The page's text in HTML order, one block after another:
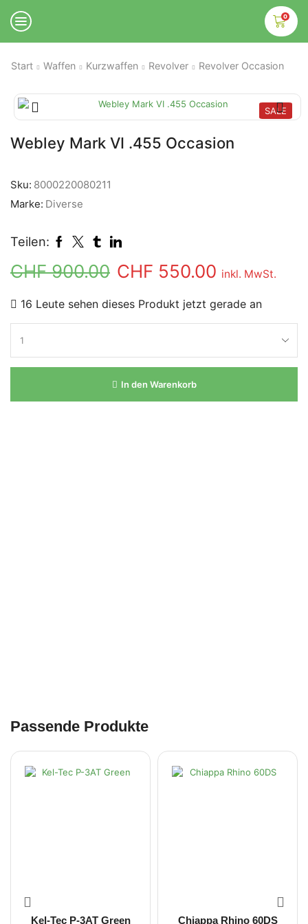
0
Start Waffen Kurzwaffen Revolver Revolver Occasion
SALE
Webley Mark VI .455 Occasion
Sku: 8000220080211
Marke: Diverse
Teilen:
CHF900.00 CHF 550.00 inkl. MwSt.
16 Leute sehen dieses Produkt jetzt gerade an
In den Warenkorb
Passende Produkte
Kel-Tec P-3AT Green Chiappa Rhino 60DS